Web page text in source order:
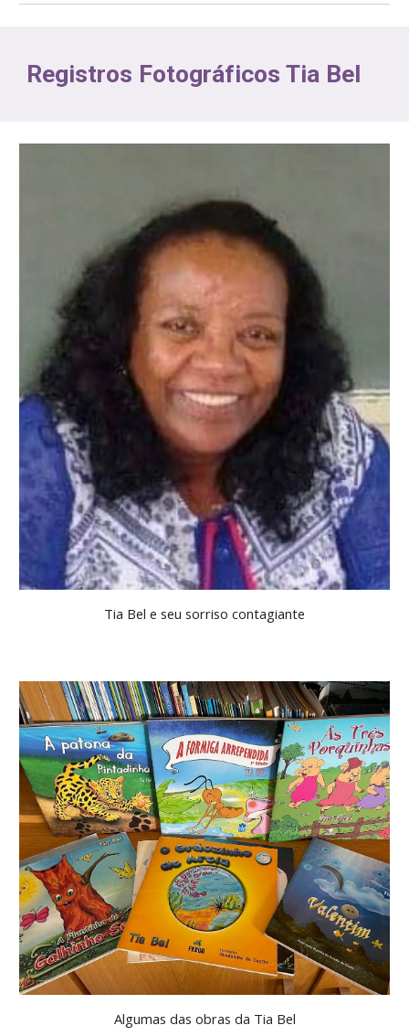
Registros Fotográficos Tia Bel
Tia Bel e seu sorriso contagiante
Algumas das obras da Tia Bel